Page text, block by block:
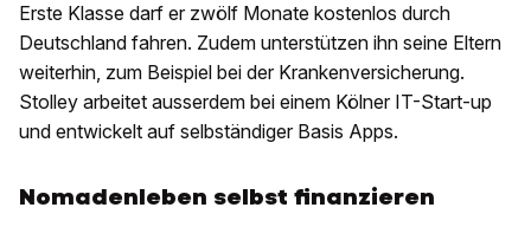
Erste Klasse darf er zwölf Monate kostenlos durch
Deutschland fahren. Zudem unterstützen ihn seine Eltern
weiterhin, zum Beispiel bei der Krankenversicherung.
Stolley arbeitet ausserdem bei einem Kölner IT-Start-up
und entwickelt auf selbständiger Basis Apps.
Nomadenleben selbst finanzieren